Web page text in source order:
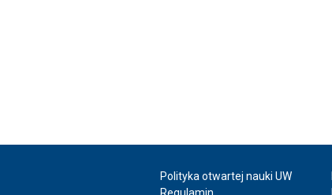
Polityka otwartej nauki UW